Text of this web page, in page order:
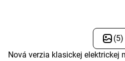
(5)
Nová verzia klasickej elektrickej